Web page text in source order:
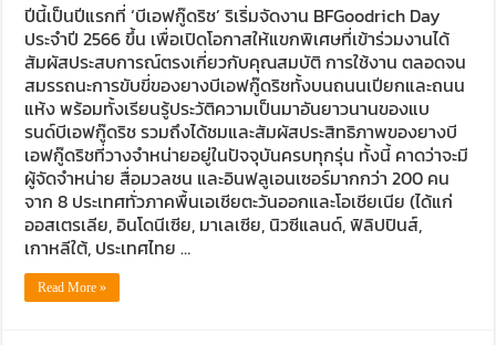
ปีนี้เป็นปีแรกที่ ‘บีเอฟกู๊ดริช’ ริเริ่มจัดงาน BFGoodrich Day
ประจำปี 2566 ขึ้น เพื่อเปิดโอกาสให้แขกพิเศษที่เข้าร่วมงานได้
สัมผัสประสบการณ์ตรงเกี่ยวกับคุณสมบัติ การใช้งาน ตลอดจน
สมรรถนะการขับขี่ของยางบีเอฟกู๊ดริชทั้งบนถนนเปียกและถนน
แห้ง พร้อมทั้งเรียนรู้ประวัติความเป็นมาอันยาวนานของแบ
รนด์บีเอฟกู๊ดริช รวมถึงได้ชมและสัมผัสประสิทธิภาพของยางบี
เอฟกู๊ดริชที่วางจำหน่ายอยู่ในปัจจุบันครบทุกรุ่น ทั้งนี้ คาดว่าจะมี
ผู้จัดจำหน่าย สื่อมวลชน และอินฟลูเอนเซอร์มากกว่า 200 คน
จาก 8 ประเทศทั่วภาคพื้นเอเชียตะวันออกและโอเชียเนีย (ได้แก่
ออสเตรเลีย, อินโดนีเซีย, มาเลเซีย, นิวซีแลนด์, ฟิลิปปินส์,
เกาหลีใต้, ประเทศไทย …
Read More »